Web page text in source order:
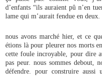
d’enfants “ils auraient pû n’en
lame qui m’aurait fendue en deux.
nous avons marché hier, et ce
étions là pour pleurer nos morts
cette foule incroyable, pour dire
pas peur. nous sommes debout,
défendre. pour construire